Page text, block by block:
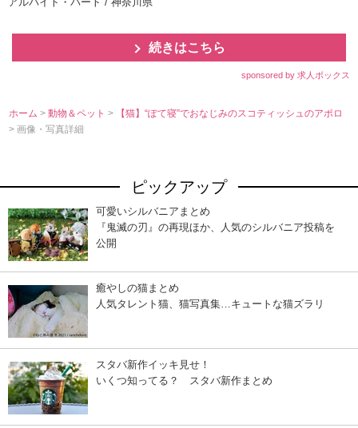
続きはこちら
sponsored by 求人ボックス
ホーム >動物＆ペット>
【猫】“ぽて寝”でおなじみのスコティッシュのアポロ
> 画像・写真詳細
ピックアップ
可愛いシルバニアまとめ
『鬼滅の刃』の再現ほか、人気のシルバニア投稿を
公開
癒やしの猫まとめ
人気タレント猫、猫写真集…キュートな猫ズラリ
スタバ新作イッキ見せ！
いくつ知ってる？ スタバ新作まとめ